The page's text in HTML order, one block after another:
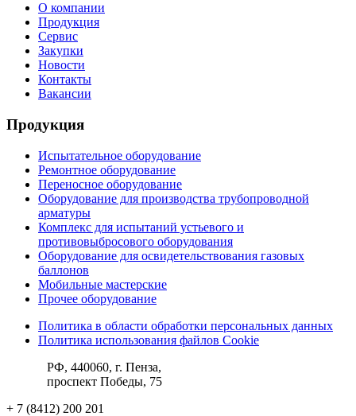
О компании
Продукция
Сервис
Закупки
Новости
Контакты
Вакансии
Продукция
Испытательное оборудование
Ремонтное оборудование
Переносное оборудование
Оборудование для производства трубопроводной
арматуры
Комплекс для испытаний устьевого и
противовыбросового оборудования
Оборудование для освидетельствования газовых
баллонов
Мобильные мастерские
Прочее оборудование
Политика в области обработки персональных данных
Политика использования файлов Cookie
РФ, 440060, г. Пенза,
проспект Победы, 75
+ 7 (8412) 200 201